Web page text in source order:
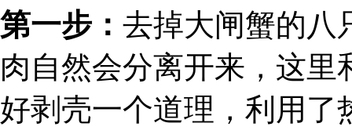
第一步： 去掉大闸蟹的八
肉自然会分离开来，这
好剥壳一个道理，利用了